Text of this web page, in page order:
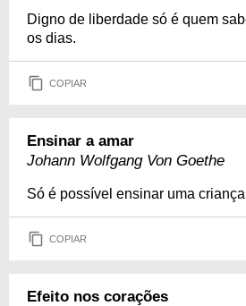
Digno de liberdade só é quem
os dias.
COPIAR
Ensinar a amar
Johann Wolfgang Von Goethe
Só é possível ensinar uma
COPIAR
Efeito nos corações